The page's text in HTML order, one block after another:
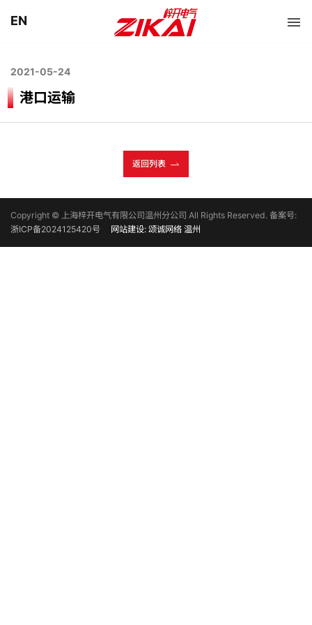
EN
2021-05-24
港口运输
返回列表
Copyright © 上海梓开电气有限公司温州分公司 All Rights Reserved. 备案号:
浙ICP备2024125420号
网站建设: 颂诚网络 温州